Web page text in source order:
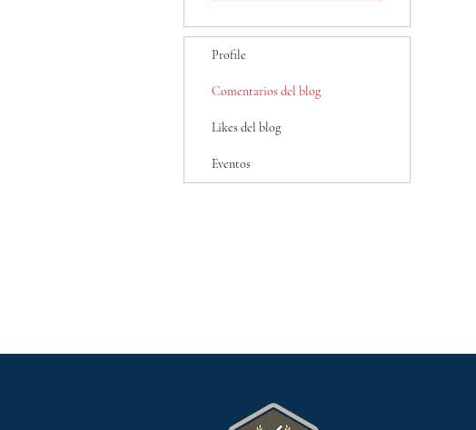
Profile
Comentarios del blog
Likes del blog
Eventos